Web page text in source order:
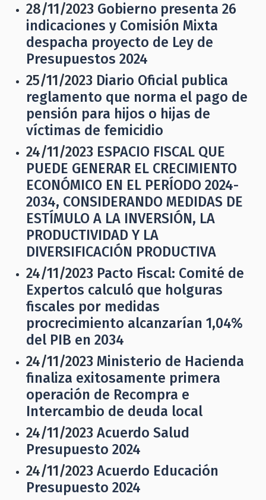
28/11/2023 Gobierno presenta 26
indicaciones y Comisión Mixta
despacha proyecto de Ley de
Presupuestos 2024
25/11/2023 Diario Oficial publica
reglamento que norma el pago de
pensión para hijos o hijas de
víctimas de femicidio
24/11/2023 ESPACIO FISCAL QUE
PUEDE GENERAR EL CRECIMIENTO
ECONÓMICO EN EL PERÍODO 2024-
2034, CONSIDERANDO MEDIDAS DE
ESTÍMULO A LA INVERSIÓN, LA
PRODUCTIVIDAD Y LA
DIVERSIFICACIÓN PRODUCTIVA
24/11/2023 Pacto Fiscal: Comité de
Expertos calculó que holguras
fiscales por medidas
procrecimiento alcanzarían 1,04%
del PIB en 2034
24/11/2023 Ministerio de Hacienda
finaliza exitosamente primera
operación de Recompra e
Intercambio de deuda local
24/11/2023 Acuerdo Salud
Presupuesto 2024
24/11/2023 Acuerdo Educación
Presupuesto 2024